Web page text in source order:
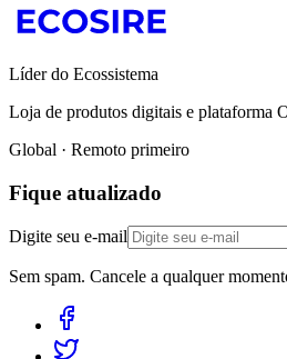
Líder do Ecossistema
Loja de produtos digitais e plataforma
Global · Remoto primeiro
Fique atualizado
Digite seu e-mail
Sem spam. Cancele a qualquer